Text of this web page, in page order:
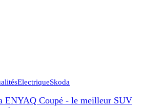
ElectriqueSkoda
ENYAQ Coupé - le meilleur SUV